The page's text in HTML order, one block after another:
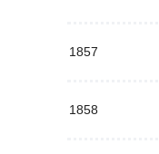
1857
1858